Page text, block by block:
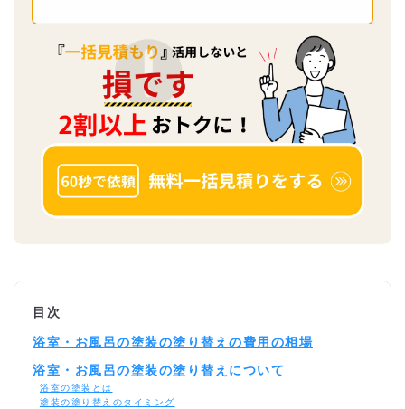
目次
浴室・お風呂の塗装の塗り替えの費用の相場
浴室・お風呂の塗装の塗り替えについて
浴室の塗装とは
塗装の塗り替えのタイミング